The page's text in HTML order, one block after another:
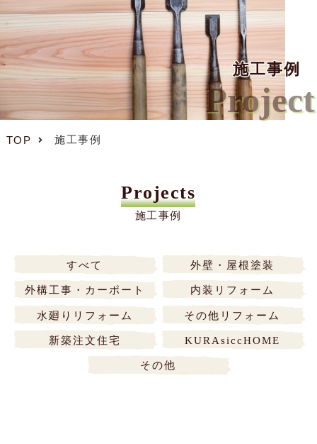
施工事例
Project
TOP 施工事例
Projects
施工事例
すべて 外壁・屋根塗装
外構工事・カーポート 内装リフォーム
水廻りリフォーム その他リフォーム
新築注文住宅 KURAsiccHOME
その他